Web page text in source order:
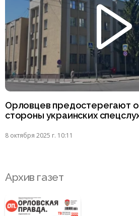
Орловцев предостерегают
стороны украинских
8 октября 2025 г. 10:11
Архив газет